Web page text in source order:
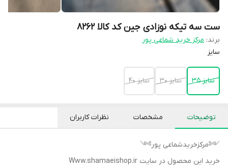
ست سه تیکه نوزادی جین کد کالا ۸۲۶۲
برند: مرکز خرید شماعی پور
سایز
سایز ۳۵ سایز ۳۰ سایز ۴۰
توضیحات مشخصات نظرات کاربران
༺مرکزخریدشماعی پور༻
خرید این محصول در سایت Www.shamaeishop.ir